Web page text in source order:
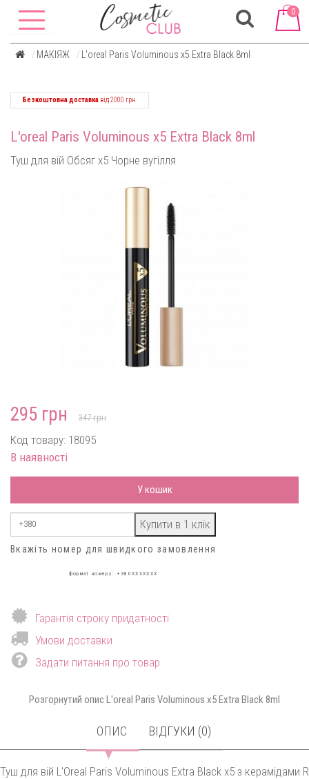
0
МАКІЯЖ L'oreal Paris Voluminous x5 Extra Black 8ml
Безкоштовна доставка від 2000 грн
L'oreal Paris Voluminous x5 Extra Black 8ml
Туш для вій Обсяг x5 Чорне вугілля
295 грн 347 грн
Код товару: 18095
В наявності
У кошик
Вкажіть номер для швидкого замовлення
формат номеру: +380XXXXXXX
Гарантія строку придатності
Умови доставки
Задати питання про товар
Розгорнутий опис L'oreal Paris Voluminous x5 Extra Black 8ml
ОПИС ВІДГУКИ (0)
Туш для вій L'Oreal Paris Voluminous Extra Black x5 з керамідами R